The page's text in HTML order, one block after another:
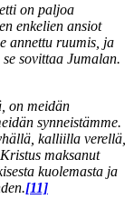
on paljoa
enkelien ansiot
annettu ruumis, ja
sovittaa Jumalan.
on meidän
synneistämme.
kalliilla verellä,
maksanut
kuolemasta ja
[11]